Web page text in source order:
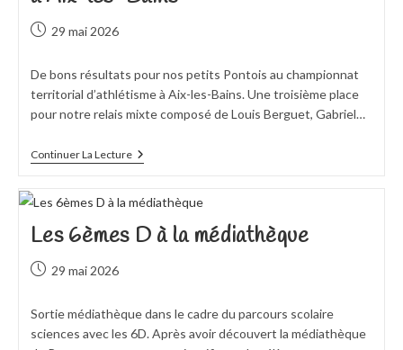
Publication
29 mai 2026
De bons résultats pour nos petits Pontois au championnat
territorial d’athlétisme à Aix-les-Bains. Une troisième place
pour notre relais mixte composé de Louis Berguet, Gabriel…
Continuer La LectureChampionnat
Territorial
À
Aix-
Les-
Bains
Les 6èmes D à la médiathèque
Publication
29 mai 2026
Sortie médiathèque dans le cadre du parcours scolaire
sciences avec les 6D. Après avoir découvert la médiathèque